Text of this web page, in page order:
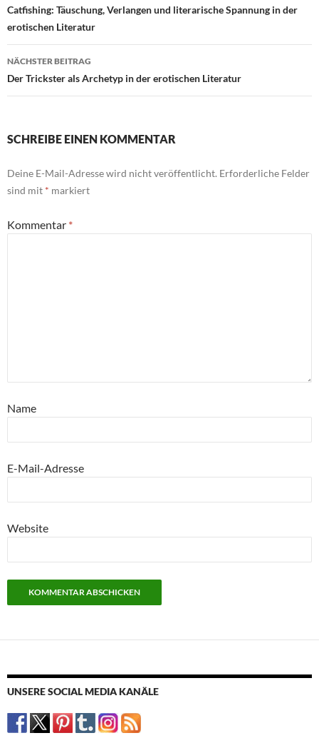
Catfishing: Täuschung, Verlangen und literarische Spannung in der
erotischen Literatur
NÄCHSTER BEITRAG
Der Trickster als Archetyp in der erotischen Literatur
SCHREIBE EINEN KOMMENTAR
Deine E-Mail-Adresse wird nicht veröffentlicht. Erforderliche Felder
sind mit * markiert
Kommentar *
Name
E-Mail-Adresse
Website
UNSERE SOCIAL MEDIA KANÄLE